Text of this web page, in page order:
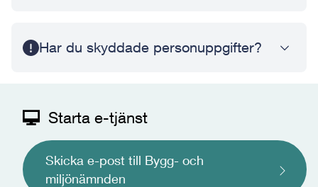
Har du skyddade personuppgifter?
Starta e-tjänst
Skicka e-post till Bygg- och
miljönämnden